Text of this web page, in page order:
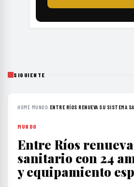
SIGUIENTE
HOME›MUNDO› ENTRE RÍOS RENUEVA SU SISTEMA
MUNDO
Entre Ríos
sanitario con 24
y equipamiento